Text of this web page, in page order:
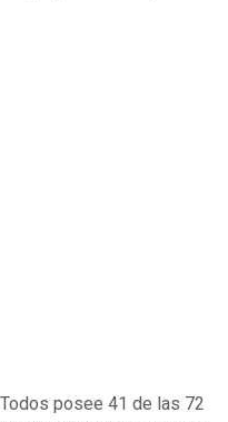
posee 41 de las 72